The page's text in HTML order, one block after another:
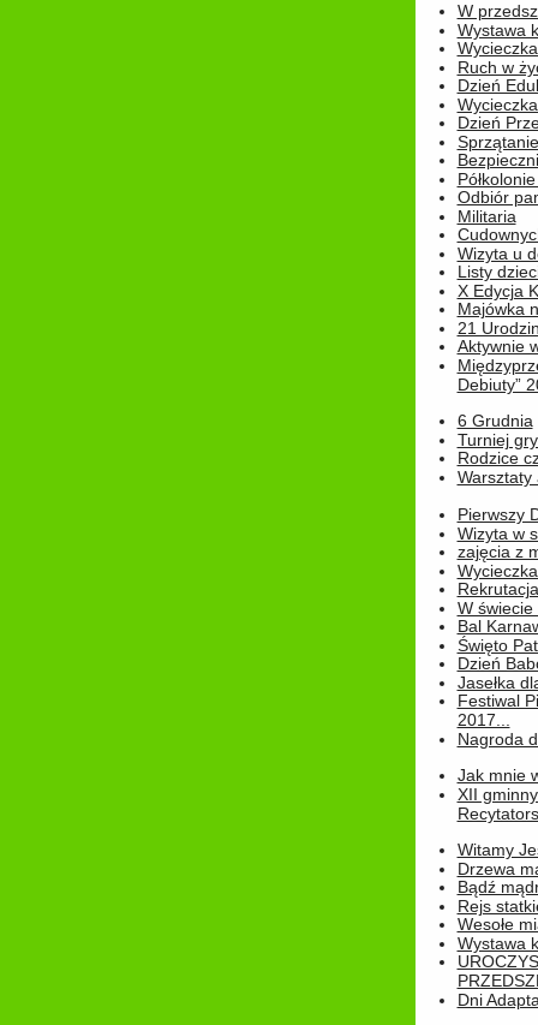
W
Wystawa
Ruch w
Dzień
Dzień
Odbiór
Militaria
Wizyta u
Listy
X Edycja
Majówka
21
Aktywnie
Debiuty”
6 Grudnia
Turniej
Rodzice
Warsztaty
Pierwszy
Wizyta w
zajęcia z
W świecie
Bal
Święto
Dzień
Jasełka
Festiwal
2017...
Nagroda
Jak mnie
XII
Witamy
Drzewa
Bądź
Rejs
Wesołe
Wystawa
Dni